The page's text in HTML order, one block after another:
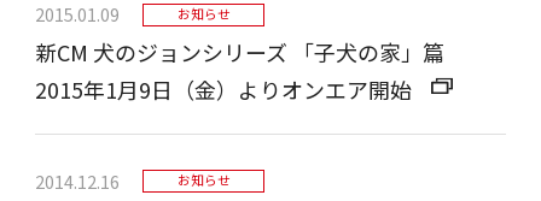
2015.01.09 お知らせ
新CM 犬のジョンシリーズ 「子犬の家」篇
2015年1月9日（金）よりオンエア開始
2014.12.16 お知らせ